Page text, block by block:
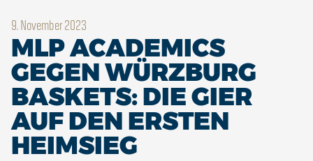
9. November 2023
MLP ACADEMICS
GEGEN WÜRZBURG
BASKETS: DIE GIER
AUF DEN ERSTEN
HEIMSIEG